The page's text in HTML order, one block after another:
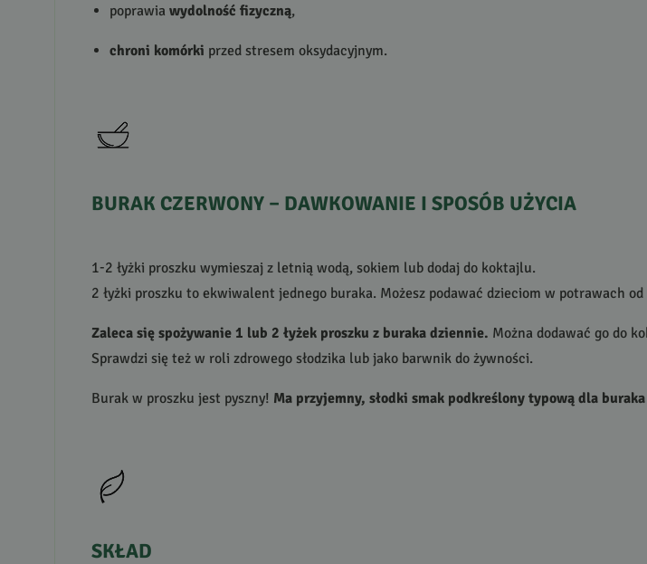
poprawia wydolność fizyczną,
chroni komórki przed stresem oksydacyjnym.
BURAK CZERWONY – DAWKOWANIE I SPOSÓB UŻYCIA
1-2 łyżki proszku wymieszaj z letnią wodą, sokiem lub dodaj do koktajlu.
2 łyżki proszku to ekwiwalent jednego buraka. Możesz podawać dzieciom w potrawach
Zaleca się spożywanie 1 lub 2 łyżek proszku z buraka dziennie. Można dodawać go do
Sprawdzi się też w roli zdrowego słodzika lub jako barwnik do żywności.
Burak w proszku jest pyszny! Ma przyjemny, słodki smak podkreślony typową dla
SKŁAD